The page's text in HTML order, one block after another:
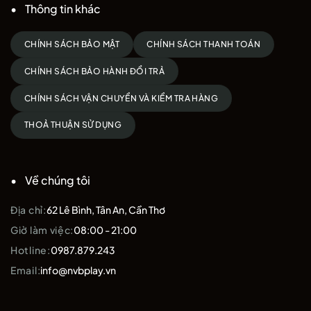
Thông tin khác
CHÍNH SÁCH BẢO MẬT CHÍNH SÁCH THANH TOÁN
CHÍNH SÁCH BẢO HÀNH ĐỔI TRẢ
CHÍNH SÁCH VẬN CHUYỂN VÀ KIỂM TRA HÀNG
THOẢ THUẬN SỬ DỤNG
Về chúng tôi
Địa chỉ:62 Lê Bình, Tân An, Cần Thơ
Giờ làm việc:08:00 - 21:00
Hotline:0987.879.243
Email:info@nvbplay.vn